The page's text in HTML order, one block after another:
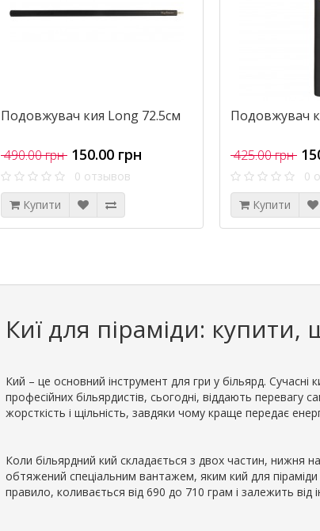
Подовжувач кия Long 72.5см
490.00 грн 150.00 грн
0 отзывов
Купити
Подовжувач
425.00 грн
0
Купити
Киї для піраміди:
Кий – це основний інструмент для гри у більярд. Сучасні
професійних більярдистів, сьогодні, віддають перевагу
жорсткість і щільність, завдяки чому краще передає
Коли більярдний кий складається з двох частин, нижня
обтяжений спеціальним вантажем, яким кий для
правило, коливається від 690 до 710 грам і залежить від